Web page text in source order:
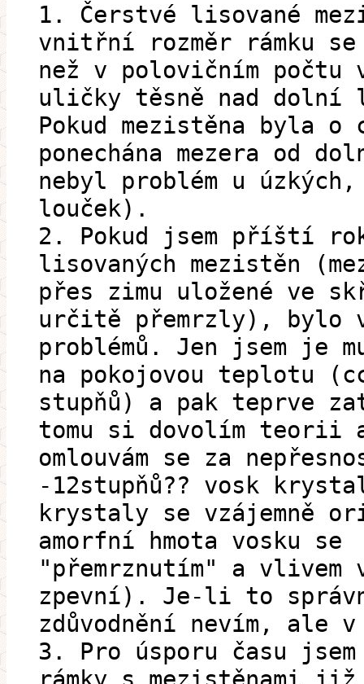
1. Čerstvé lisované
vnitřní rozměr rámku
než v polovičním počtu
uličky těsně nad dolní
Pokud mezistěna byla o
ponechána mezera od
nebyl problém u
louček).
2. Pokud jsem příští
lisovaných mezistěn
přes zimu uložené ve
určitě přemrzly), bylo
problémů. Jen jsem je
na pokojovou teplotu
stupňů) a pak teprve
tomu si dovolím teorii
omlouvám se za
-12stupňů?? vosk
krystaly se vzájemně
amorfní hmota vosku se
"přemrznutím" a vlivem
zpevní). Je-li to
zdůvodnění nevím, ale
3. Pro úsporu času